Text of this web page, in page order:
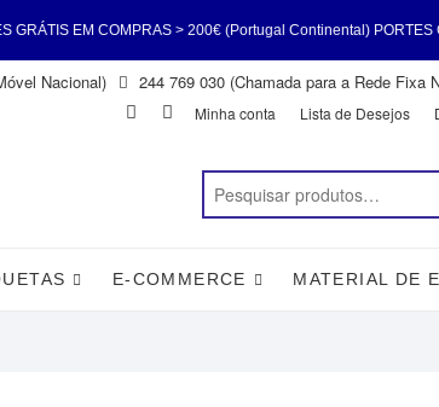
> 200€ (Portugal Continental) PORTES GRÁTIS EM
EM COMPRAS > 200€ (Portugal Continental) PORTES
Nacional) 244 769 030 (Chamada para a Rede Fixa
FacebookInstagram
Minha conta Lista de Desejos
E-COMMERCE MATERIAL DE